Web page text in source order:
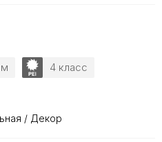
4 класс
/ Декор